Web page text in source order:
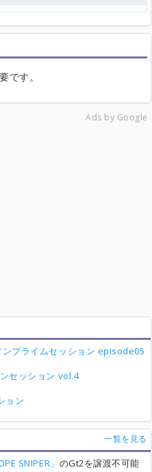
です。
Ads by Google
プライムセッション episode05
セッション vol.4
ョン
一覧を見る
SNIPER」 のGt2を譲渡不可能